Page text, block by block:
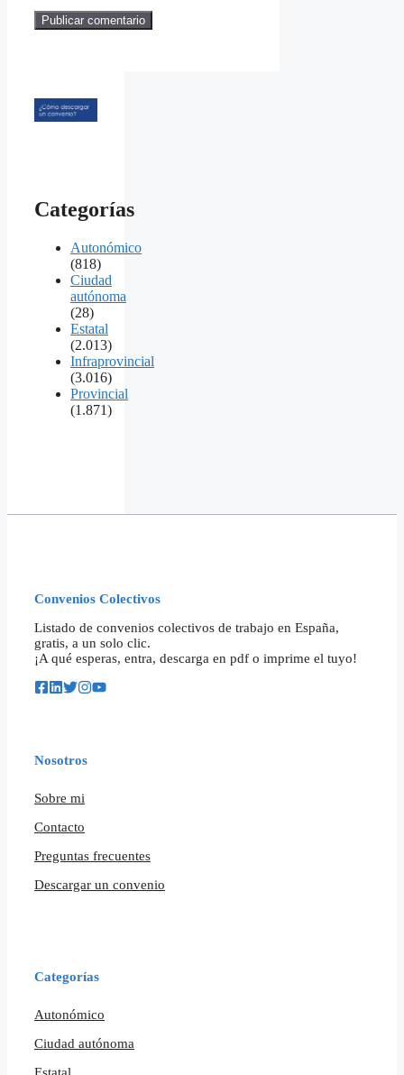
Categorías
Autonómico
(818)
Ciudad
autónoma
(28)
Estatal
(2.013)
Infraprovincial
(3.016)
Provincial
(1.871)
Convenios Colectivos
Listado de convenios colectivos de trabajo en España,
gratis, a un solo clic.
¡A qué esperas, entra, descarga en pdf o imprime el tuyo!
Nosotros
Sobre mi
Contacto
Preguntas frecuentes
Descargar un convenio
Categorías
Autonómico
Ciudad autónoma